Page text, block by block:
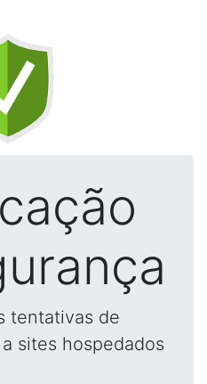
tentativas de
sites hospedados